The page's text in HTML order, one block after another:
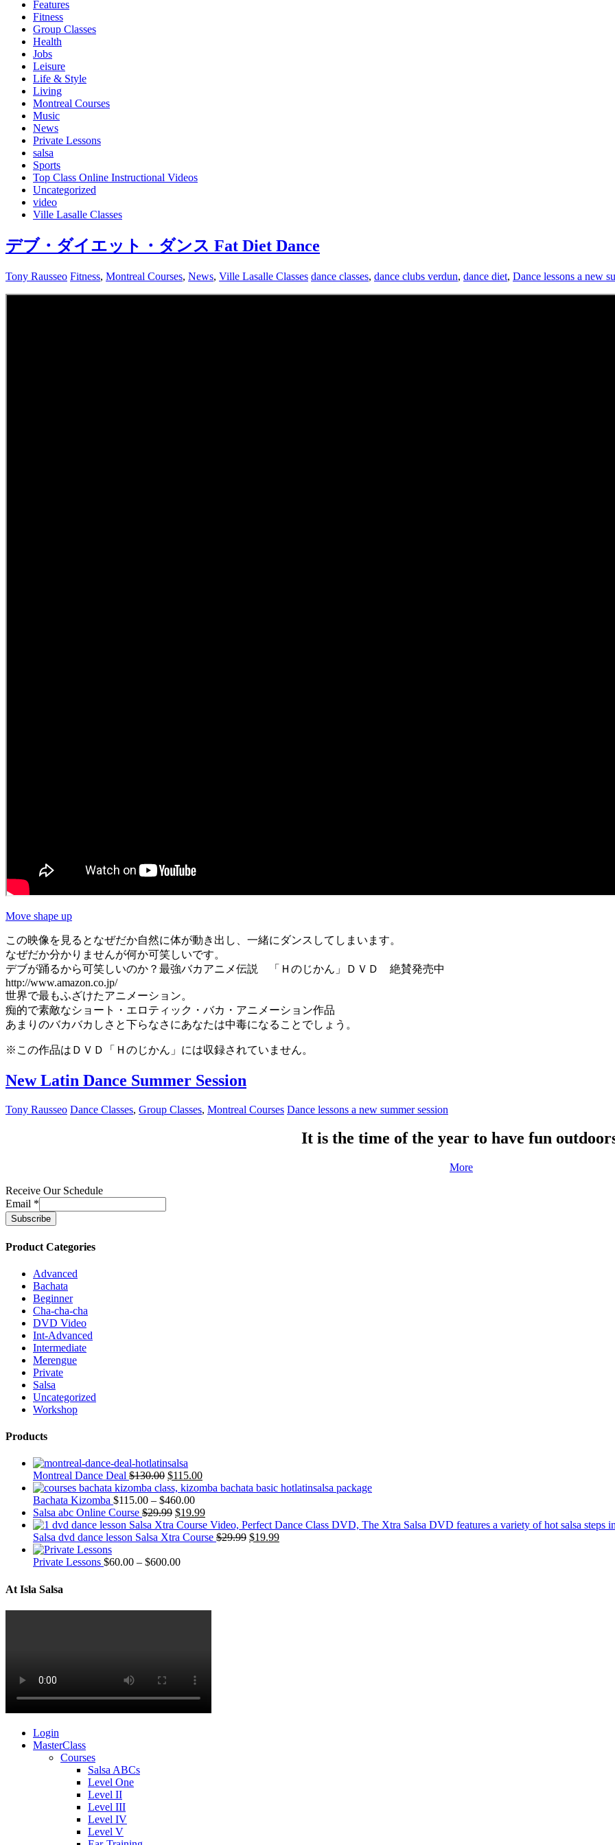
Features
Fitness
Group Classes
Health
Jobs
Leisure
Life & Style
Living
Montreal Courses
Music
News
Private Lessons
salsa
Sports
Top Class Online Instructional Videos
Uncategorized
video
Ville Lasalle Classes
デブ・ダイエット・ダンス Fat Diet Dance
Tony Rausseo Fitness, Montreal Courses, News, Ville Lasalle Classes dance classes, dance clubs verdun, dance diet, Dance lessons a new
Move shape up
この映像を見るとなぜだか自然に体が動き出し、一緒にダンスしてしまいます。
なぜだか分かりませんが何か可笑しいです。
デブが踊るから可笑しいのか？最強バカアニメ伝説 「Ｈのじかん」ＤＶＤ 絶賛発売中
http://www.amazon.co.jp/
世界で最もふざけたアニメーション。
痴的で素敵なショート・エロティック・バカ・アニメーション作品
あまりのバカバカしさと下らなさにあなたは中毒になることでしょう。
※この作品はＤＶＤ「Ｈのじかん」には収録されていません。
New Latin Dance Summer Session
Tony Rausseo Dance Classes, Group Classes, Montreal Courses Dance lessons a new summer session
It is the time of the year to have fun
More
Receive Our Schedule
Email *
Product Categories
Advanced
Bachata
Beginner
Cha-cha-cha
DVD Video
Int-Advanced
Intermediate
Merengue
Private
Salsa
Uncategorized
Workshop
Products
Montreal Dance Deal $130.00 $115.00
Bachata Kizomba $115.00 – $460.00
Salsa abc Online Course $29.99 $19.99
Salsa dvd dance lesson Salsa Xtra Course $29.99 $19.99
Private Lessons $60.00 – $600.00
At Isla Salsa
Login
MasterClass
Courses
Salsa ABCs
Level One
Level II
Level III
Level IV
Level V